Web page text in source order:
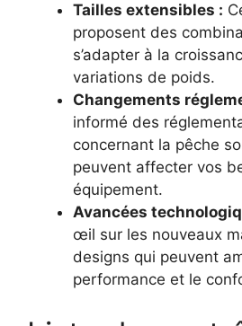
Tailles extensibles :
proposent des
s’adapter à la
variations de poids.
Changements
informé des
concernant la pêche
peuvent affecter vos
équipement.
Avancées
œil sur les nouveaux
designs qui peuvent
performance et le